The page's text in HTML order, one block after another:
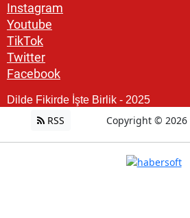
Instagram
Youtube
TikTok
Twitter
Facebook
Dilde Fikirde İşte Birlik - 2025
RSS Copyright © 2026